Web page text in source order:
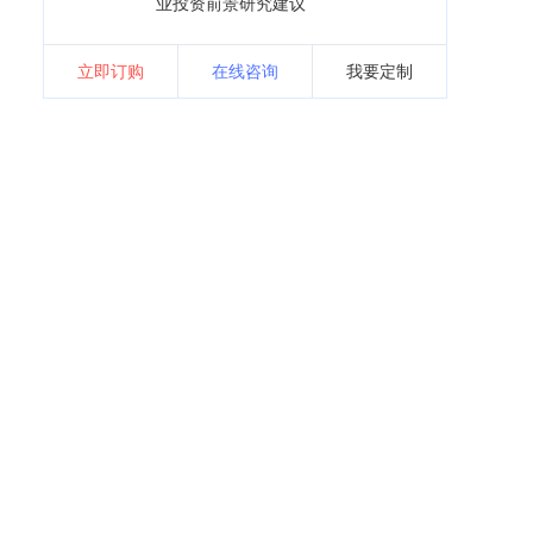
立即订购 在线咨询 我要定制